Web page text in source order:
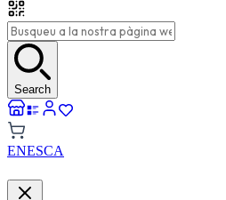
Search
ENESCA